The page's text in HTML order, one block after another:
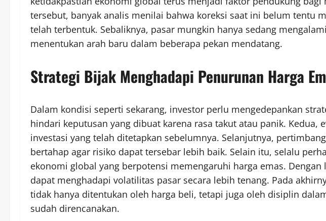
tersebut, banyak analis menilai bahwa koreksi saat ini belum tentu
telah terbentuk. Sebaliknya, pasar mungkin hanya sedang
menentukan arah baru dalam beberapa pekan mendatang.
Strategi Bijak Menghadapi Penurunan Harga
Dalam kondisi seperti sekarang, investor perlu mengedepankan
hindari keputusan yang dibuat karena rasa takut atau panik. Kedua,
investasi yang telah ditetapkan sebelumnya. Selanjutnya,
bertahap agar risiko dapat tersebar lebih baik. Selain itu, selalu
ekonomi global yang berpotensi memengaruhi harga emas.
dapat menghadapi volatilitas pasar secara lebih tenang. Pada
tidak hanya ditentukan oleh harga beli, tetapi juga oleh disiplin
sudah direncanakan.